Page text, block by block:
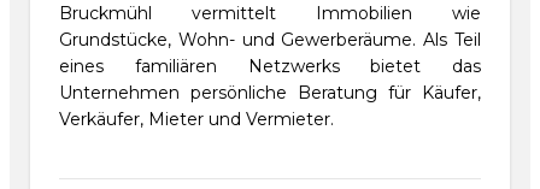
Bruckmühl vermittelt Immobilien wie
Grundstücke, Wohn- und Gewerberäume. Als Teil
eines familiären Netzwerks bietet das
Unternehmen persönliche Beratung für Käufer,
Verkäufer, Mieter und Vermieter.